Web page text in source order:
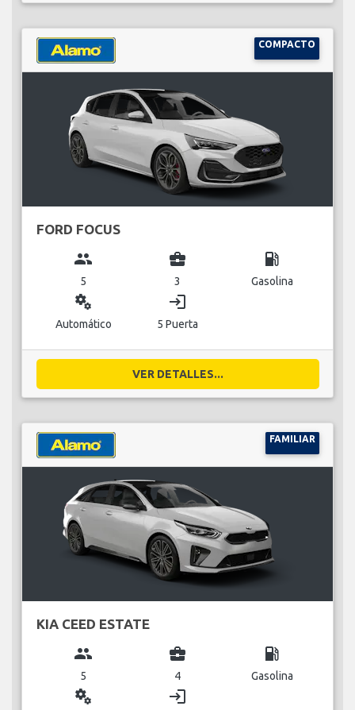
COMPACTO
FORD FOCUS
group
5
business_center
3
local_gas_station
Gasolina
miscellaneous_services
Automático
login
5 Puerta
VER DETALLES...
FAMILIAR
KIA CEED ESTATE
group
5
business_center
4
local_gas_station
Gasolina
miscellaneous_services login